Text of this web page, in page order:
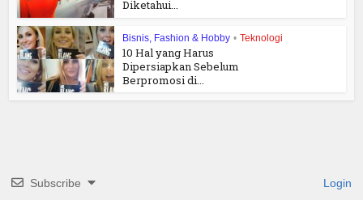
Diketahui...
Bisnis, Fashion & Hobby • Teknologi
10 Hal yang Harus
Dipersiapkan Sebelum
Berpromosi di...
Subscribe Login